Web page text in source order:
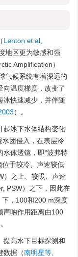
Lenton et al,
地区更为敏感和强
Amplification）
气候系统有着深远的
向温度梯度，改变了
冰快速减少，并伴随
）。
起冰下水体结构变化
水团侵入，在表层冷
体透镜，即“波弗特
位于较冷、声速较低
）之上、较暖、声速
PSW）之下，因此在
下，100和200 m深度
声呐作用距离由100
提高水下目标探测和
数据（南明星等,